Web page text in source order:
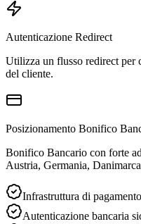
Autenticazione Redirect
Utilizza un flusso redirect per
del cliente.
Posizionamento Bonifico
Bonifico Bancario con forte
Austria, Germania,
Infrastruttura di
Autenticazione bancaria